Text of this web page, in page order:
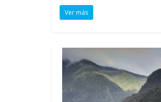
Ver más